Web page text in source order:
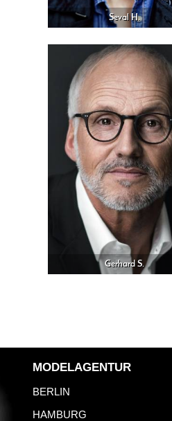
Seval H.
Gerhard S.
MODELAGENTUR
BERLIN
HAMBURG